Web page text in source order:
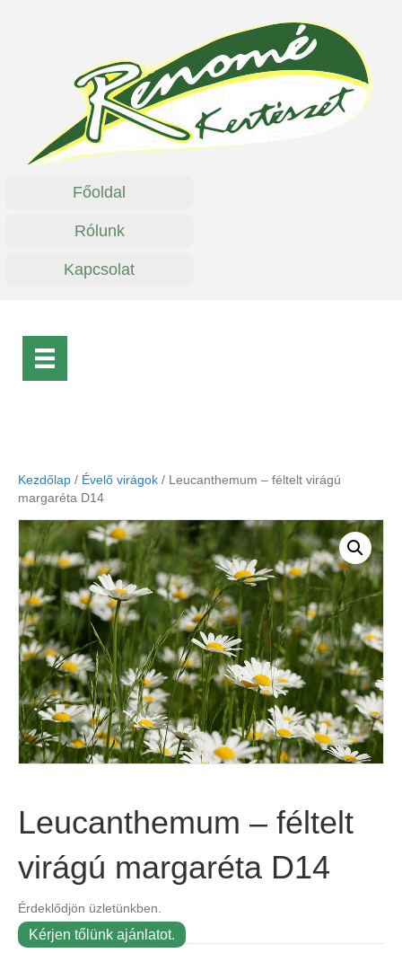
Főoldal
Rólunk
Kapcsolat
Kezdőlap / Évelő virágok / Leucanthemum – féltelt virágú
margaréta D14
Leucanthemum – féltelt
virágú margaréta D14
Érdeklődjön üzletünkben.
Kérjen tőlünk ajánlatot.